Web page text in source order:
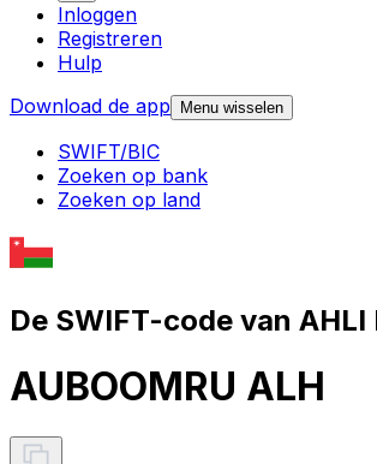
Inloggen
Registreren
Hulp
Download de app
Menu wisselen
SWIFT/BIC
Zoeken op bank
Zoeken op land
De SWIFT-code van AHLI
AUBOOMRU ALH